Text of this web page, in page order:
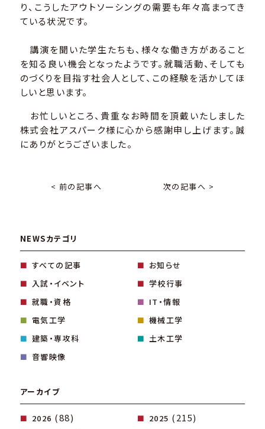
り、こうしたアウトソーシングの需要も年々高まってき
ている状況です。
講演を聞いた学生たちも、様々な働き方があること
を知る良い機会となったようです。就職活動、そしても
のづくりを目指す社会人として、この経験を活かしてほ
しいと思います。
お忙しいところ、貴重なお時間を頂戴いたしました
株式会社アスパーク様に心から感謝申し上げます。誠
にありがとうございました。
< 前の記事へ 次の記事へ >
NEWSカテゴリ
すべての記事
お知らせ
入試・イベント
学校行事
就職・資格
IT・情報
電気工学
機械工学
建築・専攻科
土木工学
音響映像
アーカイブ
2026 (88) 2025 (215)